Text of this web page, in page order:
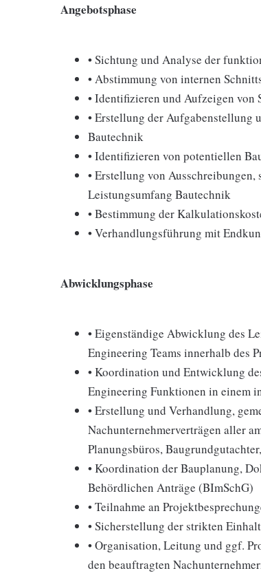
Angebotsphase
• Sichtung und Analyse der
• Abstimmung von internen
• Identifizieren und Aufzeigen von
• Erstellung der Aufgabenstellung
Bautechnik
• Identifizieren von potentiellen
• Erstellung von
Leistungsumfang Bautechnik
• Bestimmung der
• Verhandlungsführung mit
Abwicklungsphase
• Eigenständige Abwicklung des
Engineering Teams innerhalb des
• Koordination und Entwicklung
Engineering Funktionen in einem
• Erstellung und Verhandlung,
Nachunternehmerverträgen aller
Planungsbüros,
• Koordination der Bauplanung,
Behördlichen Anträge (BImSchG)
• Teilnahme an
• Sicherstellung der strikten
• Organisation, Leitung und ggf.
den beauftragten